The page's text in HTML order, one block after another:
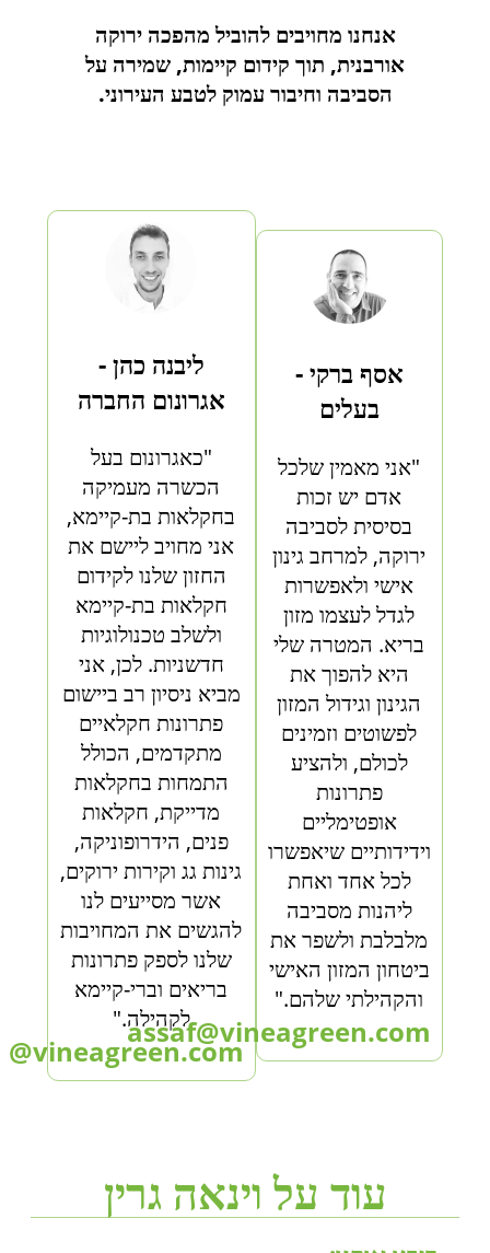
אנחנו מחויבים להוביל מהפכה ירוקה
אורבנית, תוך קידום קיימות, שמירה על
הסביבה וחיבור עמוק לטבע העירוני.
אסף ברקי -
בעלים
"אני מאמין שלכל
אדם יש זכות
בסיסית לסביבה
ירוקה, למרחב גינון
אישי ולאפשרות
לגדל לעצמו מזון
בריא. המטרה שלי
היא להפוך את
הגינון וגידול המזון
לפשוטים וזמינים
לכולם, ולהציע
פתרונות
אופטימליים
וידידותיים שיאפשרו
לכל אחד ואחת
ליהנות מסביבה
מלבלבת ולשפר את
ביטחון המזון האישי
והקהילתי שלהם."
assaf@vineagreen.com
ליבנה כהן -
אגרונום החברה
"כאגרונום בעל
הכשרה מעמיקה
בחקלאות בת-קיימא,
אני מחויב ליישם את
החזון שלנו לקידום
חקלאות בת-קיימא
ולשלב טכנולוגיות
חדשניות. לכן, אני
מביא ניסיון רב ביישום
פתרונות חקלאיים
מתקדמים, הכולל
התמחות בחקלאות
מדייקת, חקלאות
פנים, הידרופוניקה,
גינות גג וקירות ירוקים,
אשר מסייעים לנו
להגשים את המחויבות
שלנו לספק פתרונות
בריאים וברי-קיימא
לקהילה."
עוד על וינאה גרין